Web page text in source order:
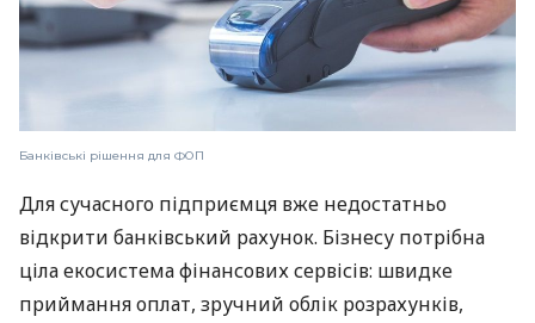
Банківські рішення для ФОП
Для сучасного підприємця вже недостатньо
відкрити банківський рахунок. Бізнесу потрібна
ціла екосистема фінансових сервісів: швидке
приймання оплат, зручний облік розрахунків,